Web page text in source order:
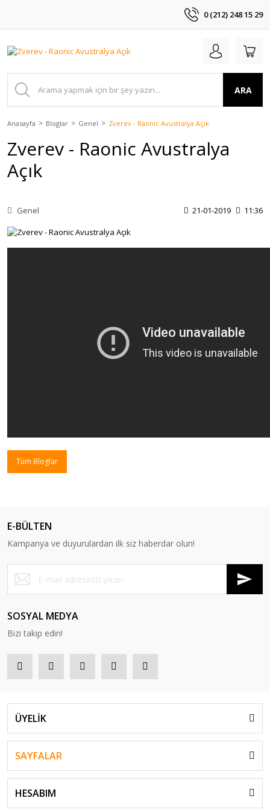
0 (212) 248 15 29
ARA
Anasayfa Bloglar Genel Zverev - Raonic Avustralya Açık
Zverev - Raonic Avustralya
Açık
Genel 21-01-2019 11:36
Tüm Bloglar
E-BÜLTEN
Kampanya ve duyurulardan ilk siz haberdar olun!
SOSYAL MEDYA
Bizi takip edin!
ÜYELİK
SAYFALAR
HESABIM